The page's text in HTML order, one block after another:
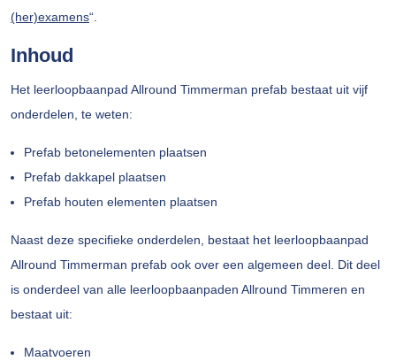
(her)examens“.
Inhoud
Het leerloopbaanpad Allround Timmerman prefab bestaat uit vijf
onderdelen, te weten:
Prefab betonelementen plaatsen
Prefab dakkapel plaatsen
Prefab houten elementen plaatsen
Naast deze specifieke onderdelen, bestaat het leerloopbaanpad
Allround Timmerman prefab ook over een algemeen deel. Dit deel
is onderdeel van alle leerloopbaanpaden Allround Timmeren en
bestaat uit:
Maatvoeren